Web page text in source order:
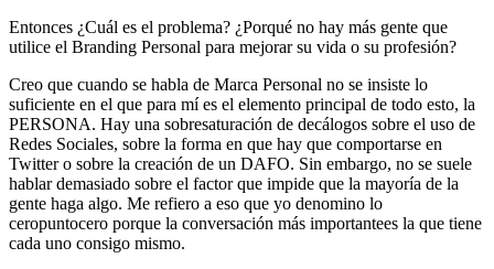
Entonces ¿Cuál es el problema? ¿Porqué no hay más gente que
utilice el Branding Personal para mejorar su vida o su profesión?
Creo que cuando se habla de Marca Personal no se insiste lo
suficiente en el que para mí es el elemento principal de todo esto, la
PERSONA. Hay una sobresaturación de decálogos sobre el uso de
Redes Sociales, sobre la forma en que hay que comportarse en
Twitter o sobre la creación de un DAFO. Sin embargo, no se suele
hablar demasiado sobre el factor que impide que la mayoría de la
gente haga algo. Me refiero a eso que yo denomino lo
ceropuntocero porque la conversación más importantees la que tiene
cada uno consigo mismo.